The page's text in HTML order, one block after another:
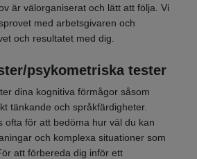
är välorganiserat och lätt att följa. Vi
med arbetsgivaren och
och resultatet med dig.
psykometriska tester
dina kognitiva förmågor såsom
tänkande och språkfärdigheter.
ofta för att bedöma hur väl du kan
och komplexa situationer som
att förbereda dig inför ett